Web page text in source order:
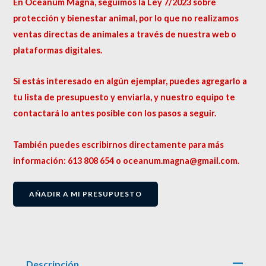
protección y bienestar animal, por lo que no realizamos
ventas directas de animales a través de nuestra web o
plataformas digitales.
Si estás interesado en algún ejemplar, puedes agregarlo a
tu lista de presupuesto y enviarla, y nuestro equipo te
contactará lo antes posible con los pasos a seguir.
También puedes escribirnos directamente para más
información: 613 808 654 o oceanum.magna@gmail.com.
AÑADIR A MI PRESUPUESTO